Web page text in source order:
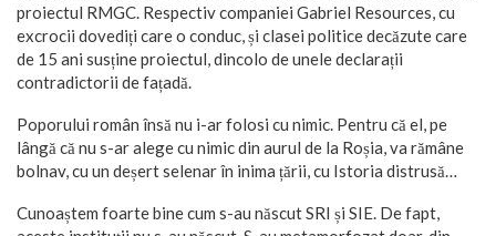
proiectul RMGC. Respectiv companiei Gabriel Resources, cu
excrocii dovediți care o conduc, și clasei politice decăzute care
de 15 ani susține proiectul, dincolo de unele declarații
contradictorii de fațadă.
Poporului român însă nu i-ar folosi cu nimic. Pentru că el, pe
lângă că nu s-ar alege cu nimic din aurul de la Roșia, va rămâne
bolnav, cu un deșert selenar în inima țării, cu Istoria distrusă…
Cunoaștem foarte bine cum s-au născut SRI și SIE. De fapt,